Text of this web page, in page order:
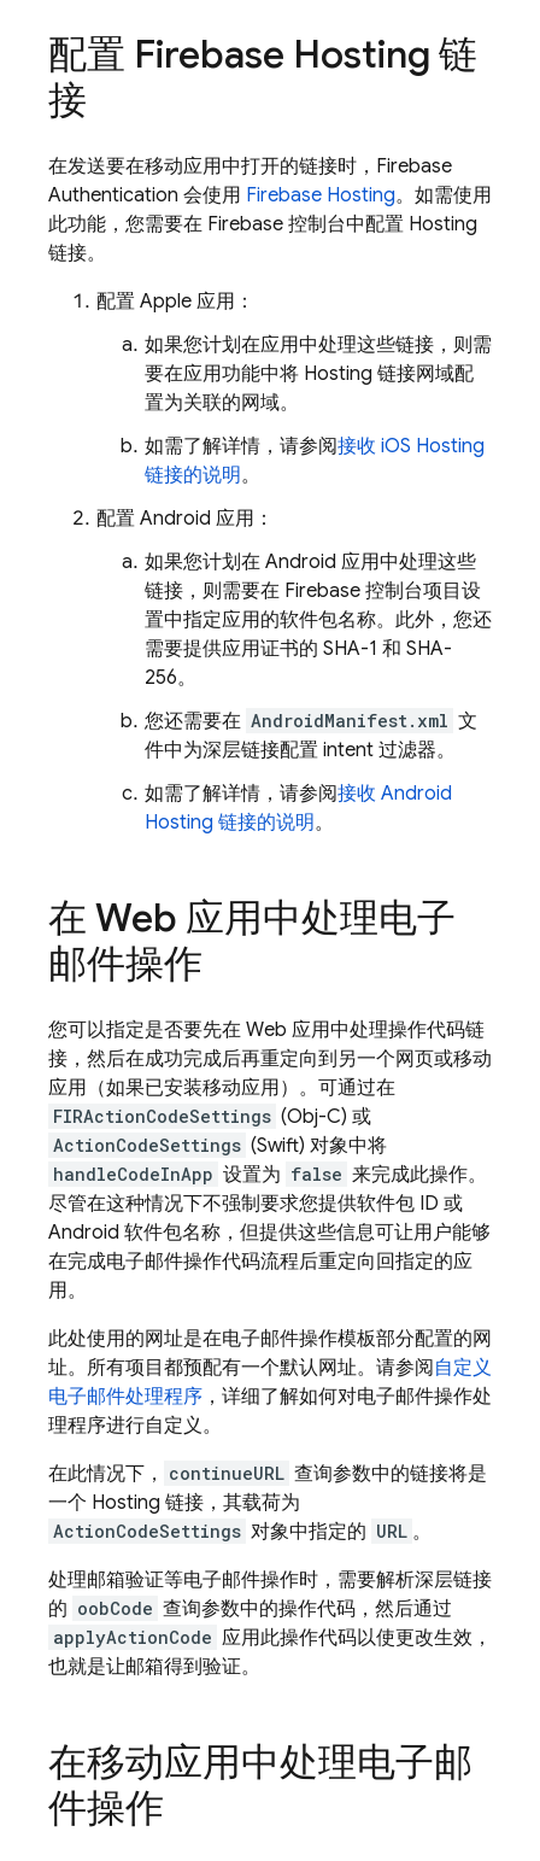
配置 Firebase Hosting 链
接
在发送要在移动应用中打开的链接时， Firebase
Authentication 会使用 Firebase Hosting。如需使用
此功能，您需要在 Firebase 控制台中配置 Hosting
链接。
配置 Apple 应用：
如果您计划在应用中处理这些链接，则需
要在应用功能中将 Hosting 链接网域配
置为关联的网域。
如需了解详情，请参阅接收 iOS Hosting
链接的说明。
配置 Android 应用：
如果您计划在 Android 应用中处理这些
链接，则需要在 Firebase 控制台项目设
置中指定应用的软件包名称。此外，您还
需要提供应用证书的 SHA-1 和 SHA-
256。
您还需要在 AndroidManifest.xml 文
件中为深层链接配置 intent 过滤器。
如需了解详情，请参阅接收 Android
Hosting 链接的说明。
在 Web 应用中处理电子
邮件操作
您可以指定是否要先在 Web 应用中处理操作代码链
接，然后在成功完成后再重定向到另一个网页或移动
应用（如果已安装移动应用）。可通过在
FIRActionCodeSettings (Obj-C) 或
ActionCodeSettings (Swift) 对象中将
handleCodeInApp 设置为 false 来完成此操作。
尽管在这种情况下不强制要求您提供软件包 ID 或
Android 软件包名称，但提供这些信息可让用户能够
在完成电子邮件操作代码流程后重定向回指定的应
用。
此处使用的网址是在电子邮件操作模板部分配置的网
址。所有项目都预配有一个默认网址。请参阅 自定义
电子邮件处理程序 ，详细了解如何对电子邮件操作处
理程序进行自定义。
在此情况下，
continueURL 查询参数中的链接将是
一个 Hosting 链接，其载荷为
ActionCodeSettings 对象中指定的 URL 。
处理邮箱验证等电子邮件操作时，需要解析深层链接
的 oobCode 查询参数中的操作代码，然后通过
applyActionCode 应用此操作代码以使更改生效，
也就是让邮箱得到验证。
在移动应用中处理电子邮
件操作